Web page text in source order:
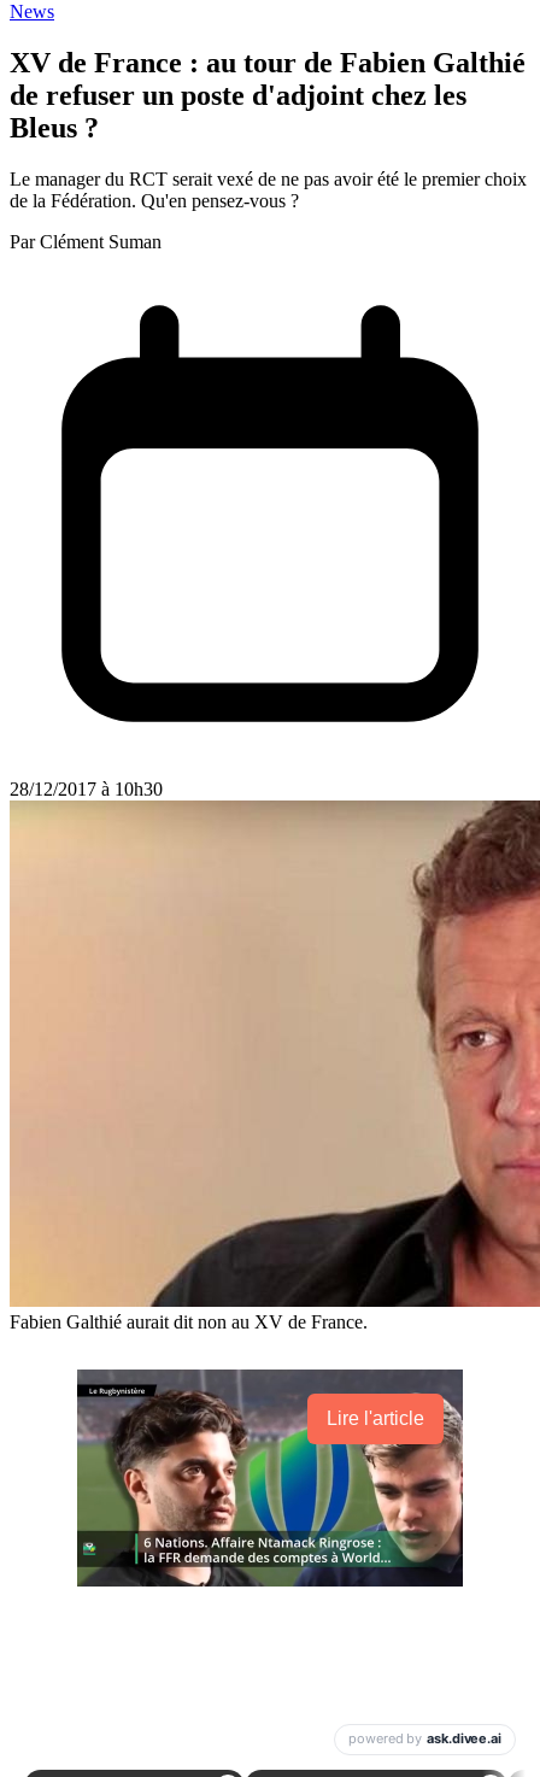
News
XV de France : au tour de Fabien Galthié
de refuser un poste d'adjoint chez les
Bleus ?
Le manager du RCT serait vexé de ne pas avoir été le premier choix
de la Fédération. Qu'en pensez-vous ?
Par Clément Suman
28/12/2017 à 10h30
Fabien Galthié aurait dit non au XV de France.
Lire l'article